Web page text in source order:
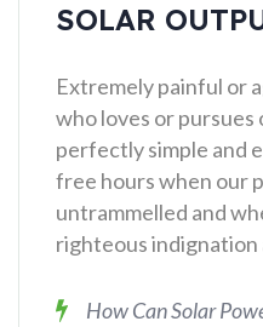
SOLAR
Extremely painful or
who loves or pursues
perfectly simple and
free hours when our
untrammelled and
righteous indignation
How Can Solar